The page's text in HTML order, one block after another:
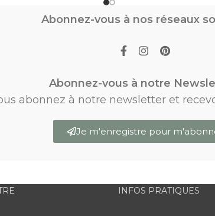
Abonnez-vous à nos réseaux
Abonnez-vous à notre
abonnez à notre newsletter et
Je m'enregistre pour
INFOS PRATIQUES